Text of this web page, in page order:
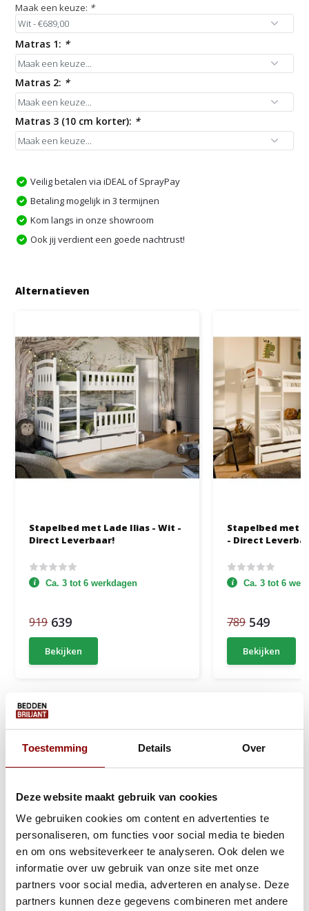
Toestemming Details Over
Deze website maakt gebruik van cookies
We gebruiken cookies om content en advertenties te
personaliseren, om functies voor social media te bieden
en om ons websiteverkeer te analyseren. Ook delen we
informatie over uw gebruik van onze site met onze
partners voor social media, adverteren en analyse. Deze
partners kunnen deze gegevens combineren met andere
Maak een keuze: *
Matras 1: *
Matras 2: *
Matras 3 (10 cm korter): *
Veilig betalen via iDEAL of SprayPay
Betaling mogelijk in 3 termijnen
Kom langs in onze showroom
Ook jij verdient een goede nachtrust!
Alternatieven
Stapelbed met Lade Ilias - Wit -
Direct Leverbaar!
Ca. 3 tot 6 werkdagen
919 639
Bekijken
Stapelbed met
- Direct
Ca. 3 tot 6
789 549
Bekijken
Productomschrijving
Anderen kochten ook